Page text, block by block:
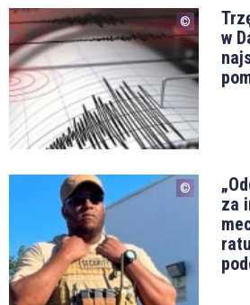
w
za